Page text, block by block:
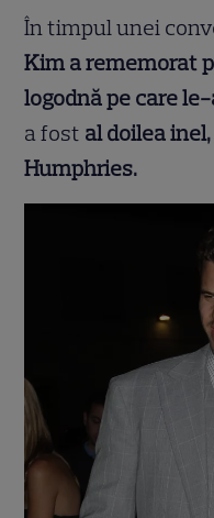
În timpul unei
Kim a rememorat
logodnă pe care
a fost al doilea
Humphries.